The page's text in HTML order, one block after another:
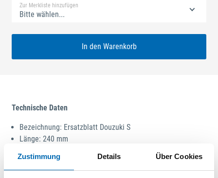
Zustimmung Details Über Cookies
Zur Merkliste hinzufügen
Bitte wählen...
In den Warenkorb
Technische Daten
Bezeichnung: Ersatzblatt Douzuki S
Länge: 240 mm
Technische Daten